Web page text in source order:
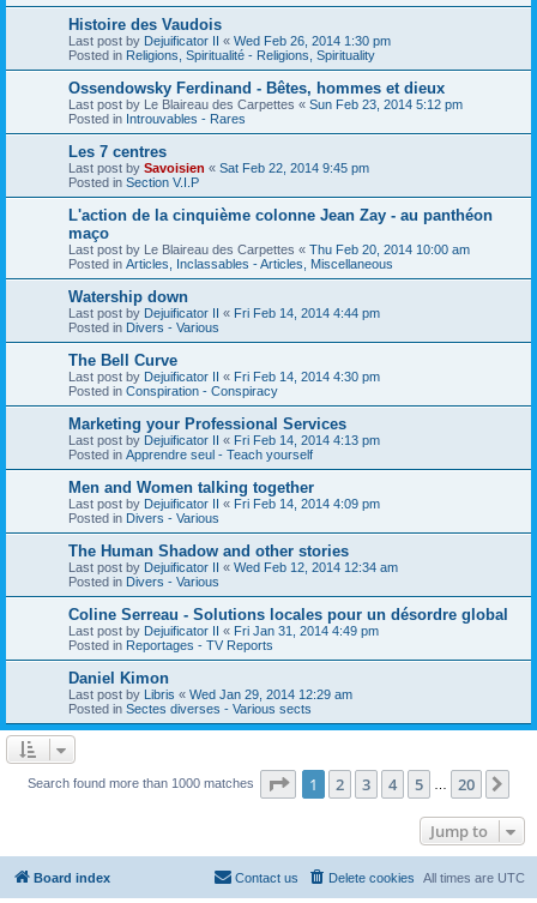
Histoire des Vaudois
Last post by Dejuificator II « Wed Feb 26, 2014 1:30 pm
Posted in Religions, Spiritualité - Religions, Spirituality
Ossendowsky Ferdinand - Bêtes, hommes et dieux
Last post by Le Blaireau des Carpettes « Sun Feb 23, 2014 5:12 pm
Posted in Introuvables - Rares
Les 7 centres
Last post by Savoisien « Sat Feb 22, 2014 9:45 pm
Posted in Section V.I.P
L'action de la cinquième colonne Jean Zay - au panthéon
maço
Last post by Le Blaireau des Carpettes « Thu Feb 20, 2014 10:00 am
Posted in Articles, Inclassables - Articles, Miscellaneous
Watership down
Last post by Dejuificator II « Fri Feb 14, 2014 4:44 pm
Posted in Divers - Various
The Bell Curve
Last post by Dejuificator II « Fri Feb 14, 2014 4:30 pm
Posted in Conspiration - Conspiracy
Marketing your Professional Services
Last post by Dejuificator II « Fri Feb 14, 2014 4:13 pm
Posted in Apprendre seul - Teach yourself
Men and Women talking together
Last post by Dejuificator II « Fri Feb 14, 2014 4:09 pm
Posted in Divers - Various
The Human Shadow and other stories
Last post by Dejuificator II « Wed Feb 12, 2014 12:34 am
Posted in Divers - Various
Coline Serreau - Solutions locales pour un désordre global
Last post by Dejuificator II « Fri Jan 31, 2014 4:49 pm
Posted in Reportages - TV Reports
Daniel Kimon
Last post by Libris « Wed Jan 29, 2014 12:29 am
Posted in Sectes diverses - Various sects
Search found more than 1000 matches Page 1of 20
1 2 3 4 5 20
Jump to
Board index All times are UTC
Delete cookies
Contact us